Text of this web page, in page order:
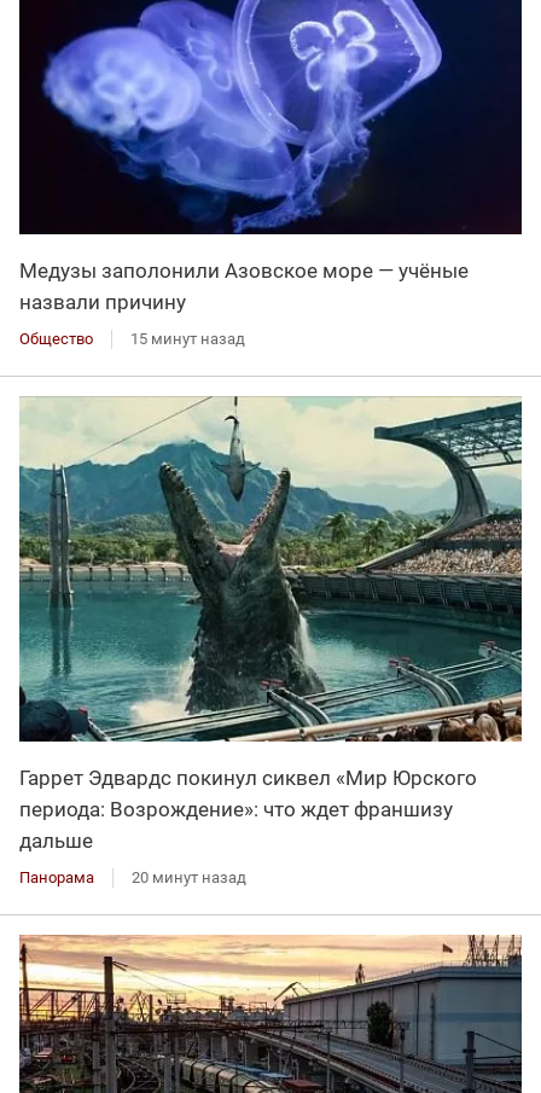
Медузы заполонили Азовское море — учёные
назвали причину
Общество 15 минут назад
Гаррет Эдвардс покинул сиквел «Мир Юрского
периода: Возрождение»: что ждет франшизу
дальше
Панорама 20 минут назад